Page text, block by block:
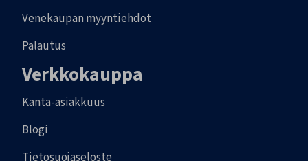
Venekaupan myyntiehdot
Palautus
Verkkokauppa
Kanta-asiakkuus
Blogi
Tietosuojaseloste